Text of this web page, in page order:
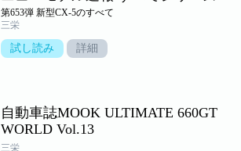
第653弾 新型CX-5のすべて
三栄
試し読み 詳細
自動車誌MOOK ULTIMATE 660GT
WORLD Vol.13
三栄